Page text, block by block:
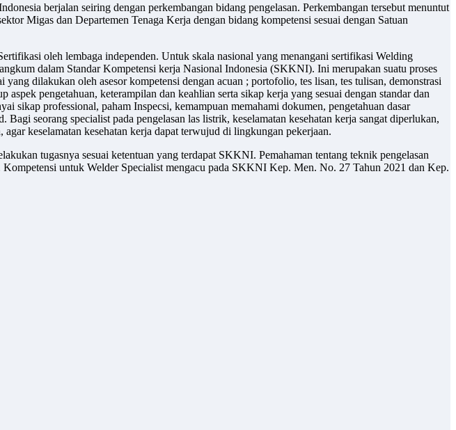
berjalan seiring dengan perkembangan bidang pengelasan. Perkembangan tersebut menuntut
Migas dan Departemen Tenaga Kerja dengan bidang kompetensi sesuai dengan Satuan
oleh lembaga independen. Untuk skala nasional yang menangani sertifikasi Welding
dalam Standar Kompetensi kerja Nasional Indonesia (SKKNI). Ini merupakan suatu proses
dilakukan oleh asesor kompetensi dengan acuan ; portofolio, tes lisan, tes tulisan, demonstrasi
pengetahuan, keterampilan dan keahlian serta sikap kerja yang sesuai dengan standar dan
sikap professional, paham Inspecsi, kemampuan memahami dokumen, pengetahuan dasar
seorang specialist pada pengelasan las listrik, keselamatan kesehatan kerja sangat diperlukan,
keselamatan kesehatan kerja dapat terwujud di lingkungan pekerjaan.
tugasnya sesuai ketentuan yang terdapat SKKNI. Pemahaman tentang teknik pengelasan
untuk Welder Specialist mengacu pada SKKNI Kep. Men. No. 27 Tahun 2021 dan Kep.